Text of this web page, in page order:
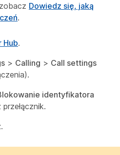
Dowiedz się, jaką
.
Hub.
> Calling > Call settings
identyfikatora
przełącznik.
.